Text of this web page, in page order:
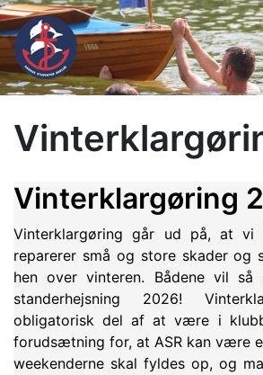
Vinterklargøring
Vinterklargøring går ud på, at vi
reparerer små og store skader og
hen over vinteren. Bådene vil
standerhejsning 2026!
obligatorisk del af at være i
forudsætning for, at ASR kan være
weekenderne skal fyldes op, og